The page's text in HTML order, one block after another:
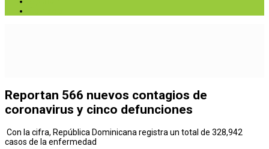
Reportan 566 nuevos contagios de
coronavirus y cinco defunciones
Con la cifra, República Dominicana registra un total de 328,942
casos de la enfermedad